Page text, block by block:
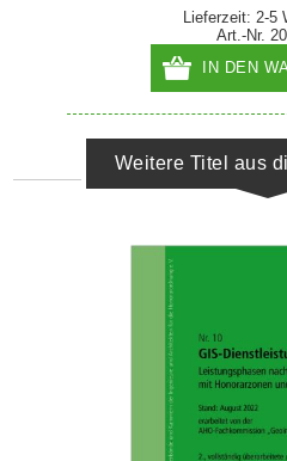
Lieferzeit: 2-5
Art.-Nr.
IN DEN
Weitere Titel aus